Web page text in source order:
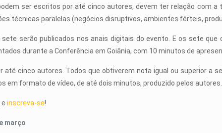
ser escritos por até cinco autores, devem ter relação com
técnicas paralelas (negócios disruptivos, ambientes férteis,
serão publicados nos anais digitais do evento. E os sete
durante a Conferência em Goiânia, com 10 minutos de
cinco autores. Todos que obtiverem nota igual ou superior a
em formato de vídeo, de até dois minutos, produzido pelos autores.
einscreva-se!
março